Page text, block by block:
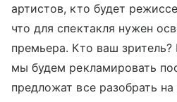
артистов, кто будет
что для спектакля нужен
премьера. Кто ваш
мы будем рекламировать
предложат все разобрать